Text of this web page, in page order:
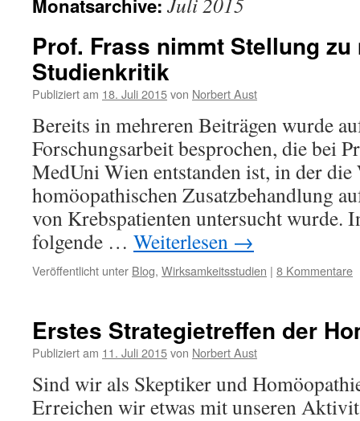
Monatsarchive:
Prof. Frass nimmt Stellung zu
Studienkritik
Publiziert am 18. Juli 2015von Norbert Aust
Bereits in mehreren Beiträgen wurde
Forschungsarbeit besprochen, die bei
MedUni Wien entstanden ist, in der
homöopathischen Zusatzbehandlung
von Krebspatienten untersucht wurde.
folgende … Weiterlesen →
Veröffentlicht unter Blog, Wirksamkeitsstudien | 8 Kommentare
Erstes Strategietreffen der
Publiziert am 11. Juli 2015von Norbert Aust
Sind wir als Skeptiker und
Erreichen wir etwas mit unseren